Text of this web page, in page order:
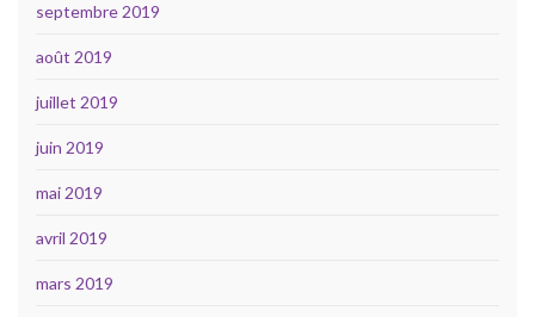
septembre 2019
août 2019
juillet 2019
juin 2019
mai 2019
avril 2019
mars 2019